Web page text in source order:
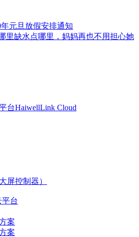
年元旦放假安排通知
哪里缺水点哪里，妈妈再也不用担心她
台HaiwellLink Cloud
屏控制器）
平台
案
案